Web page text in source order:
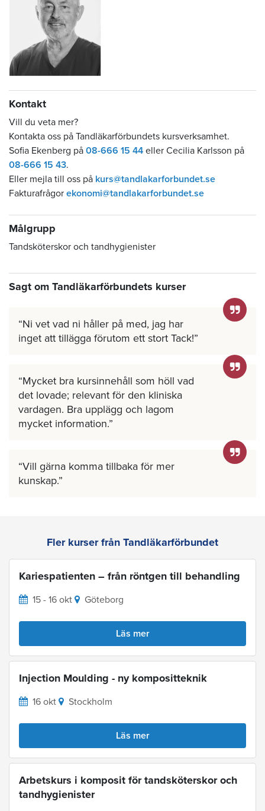
Kontakt
Vill du veta mer?
Kontakta oss på Tandläkarförbundets kursverksamhet.
Sofia Ekenberg på 08-666 15 44 eller Cecilia Karlsson på
08-666 15 43.
Eller mejla till oss på kurs@tandlakarforbundet.se
Fakturafrågor ekonomi@tandlakarforbundet.se
Målgrupp
Tandsköterskor och tandhygienister
Sagt om Tandläkarförbundets kurser
Ni vet vad ni håller på med, jag har
inget att tillägga förutom ett stort Tack!
Mycket bra kursinnehåll som höll vad
det lovade; relevant för den kliniska
vardagen. Bra upplägg och lagom
mycket information.
Vill gärna komma tillbaka för mer
kunskap.
Fler kurser från Tandläkarförbundet
Kariespatienten – från röntgen till behandling
15 - 16 okt Göteborg
Läs mer
Injection Moulding - ny kompositteknik
16 okt Stockholm
Läs mer
Arbetskurs i komposit för tandsköterskor och
tandhygienister